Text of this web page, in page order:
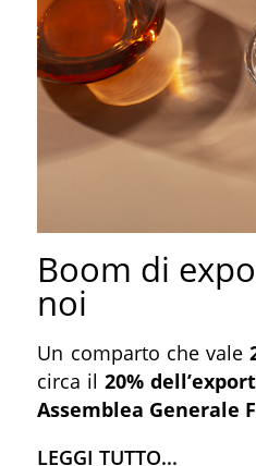
Boom di
noi
Un comparto che vale
circa il20% dell’export
Assemblea Generale
LEGGI TUTTO...